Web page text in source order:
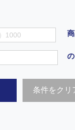
条件をクリ